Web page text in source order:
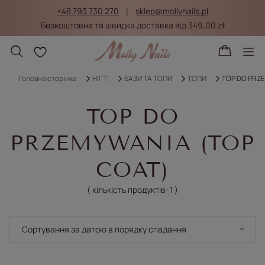
+48 793 730 270
sklep@mollynails.pl
Безкоштовна та швидка доставка від 349,00 zł
Списки покупок
Головна сторінка НІГТІ БАЗИ ТА ТОПИ ТОПИ TOP DO
TOP DO
PRZEMYWANIA (TOP
COAT)
( кількість продуктів: 1 )
Змінити сортування
Сортування за датою в порядку спадання